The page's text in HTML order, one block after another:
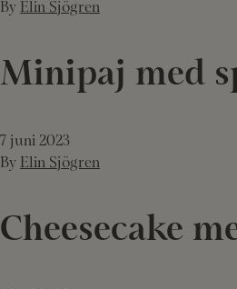
By Elin Sjögren
Minipaj med
7 juni 2023
By Elin Sjögren
Cheesecake